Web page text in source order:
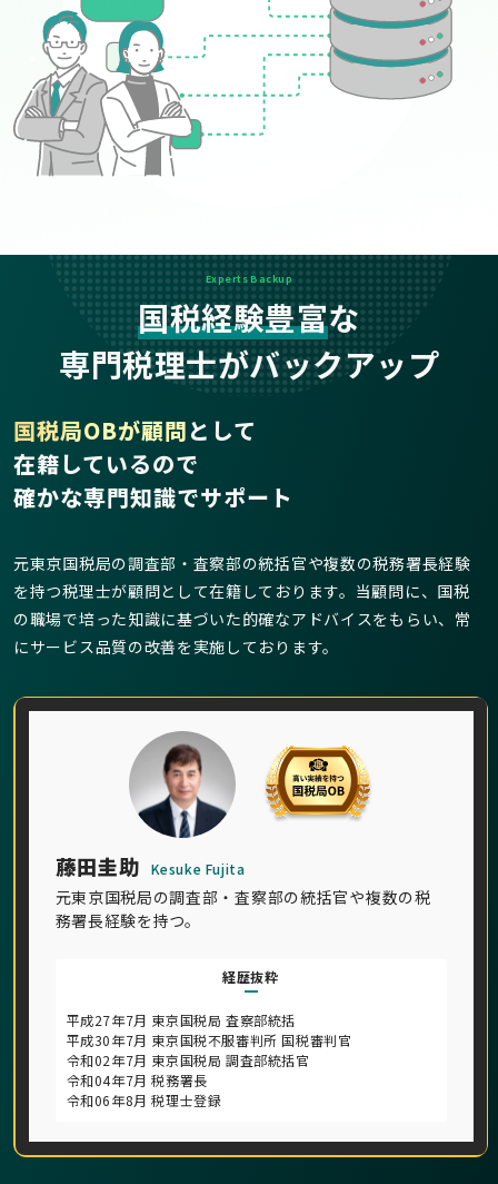
Experts Backup
国税経験豊富な
専門税理士がバックアップ
藤田圭助 Kesuke Fujita
元東京国税局の調査部・査察部の統括官や複数の税
務署長経験を持つ。
経歴抜粋
平成27年7月 東京国税局 査察部統括
平成30年7月 東京国税不服審判所 国税審判官
令和02年7月 東京国税局 調査部統括官
令和04年7月 税務署長
令和06年8月 税理士登録
国税局OBが顧問として
在籍しているので
確かな専門知識でサポート
元東京国税局の調査部・査察部の統括官や複数の税務署長経験
を持つ税理士が顧問として在籍しております。当顧問に、国税
の職場で培った知識に基づいた的確なアドバイスをもらい、常
にサービス品質の改善を実施しております。